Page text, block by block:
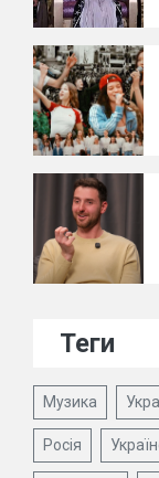
Теги
Музика
Росія